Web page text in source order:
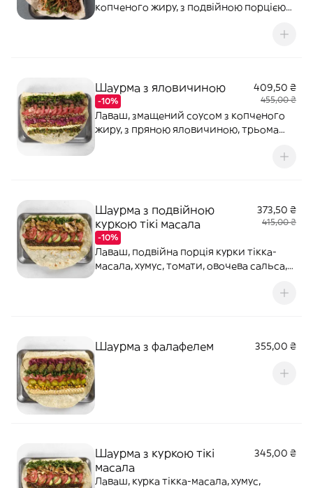
копченого жиру, з подвійною порцією
Шаурма з яловичиною
-10%
409,50 ₴
455,00 ₴
Лаваш, змащений соусом з копченого
жиру, з пряною яловичиною, трьома
пікантною маринованою та хрусткою
Шаурма з подвійною
куркою тікі масала
-10%
373,50 ₴
415,00 ₴
Лаваш, подвійна порція курки тікка-
масала, хумус, томати, овочева сальса,
Шаурма з фалафелем 355,00 ₴
Шаурма з куркою тікі
масала
345,00 ₴
Лаваш, курка тікка-масала, хумус,